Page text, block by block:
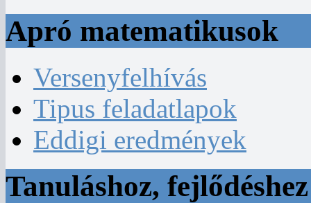
Apró matematikusok
Versenyfelhívás
Tipus feladatlapok
Eddigi eredmények
Tanuláshoz, fejlődéshez